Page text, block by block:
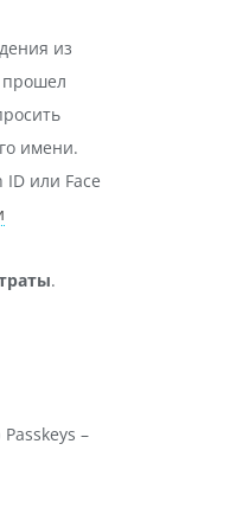
из
прошел
имени.
или Face
.
–